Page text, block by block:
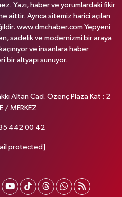
Yazı, haber ve yorumlardaki fikir
aittir. Ayrıca sitemiz harici açılan
www.dmchaber.com Yepyeni
sadelik ve modernizmi bir araya
ve insanlara haber
bir altyapı sunuyor.
Altan Cad. Özenç Plaza Kat : 2
/ MERKEZ
442 00 42
protected]